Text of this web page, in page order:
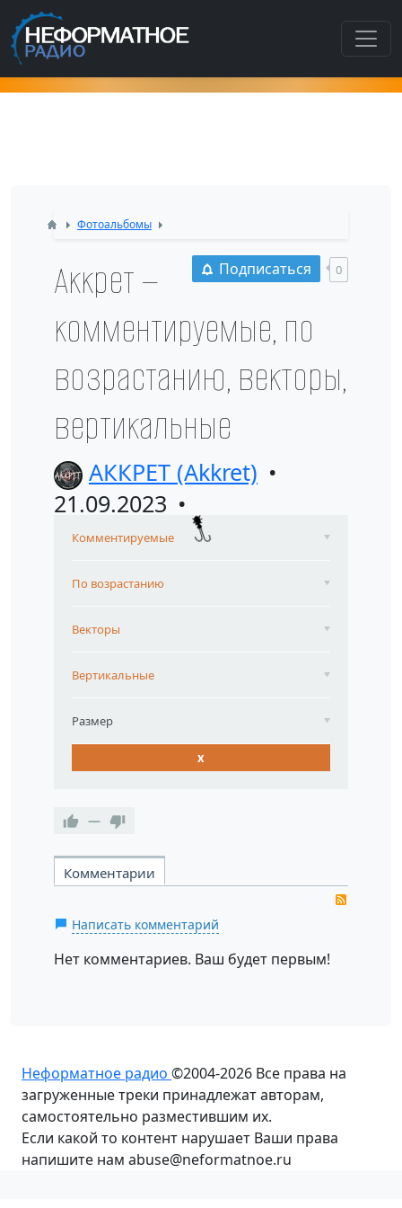
Как попасть в этот раздел???
Фотоальбомы
Подписаться 0
Аккрет —
комментируемые, по
возрастанию, векторы,
вертикальные
АККРЕТ (Akkret)
21.09.2023
Комментируемые
По возрастанию
Векторы
Вертикальные
Размер
x
—
Комментарии
Написать комментарий
Нет комментариев. Ваш будет первым!
Неформатное радио ©2004-2026 Все права на
загруженные треки принадлежат авторам,
самостоятельно разместившим их.
Если какой то контент нарушает Ваши права
напишите нам abuse@neformatnoe.ru